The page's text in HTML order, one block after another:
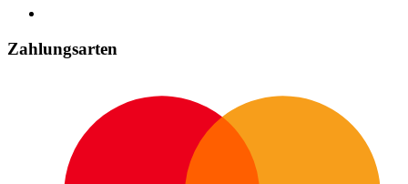
Zahlungsarten